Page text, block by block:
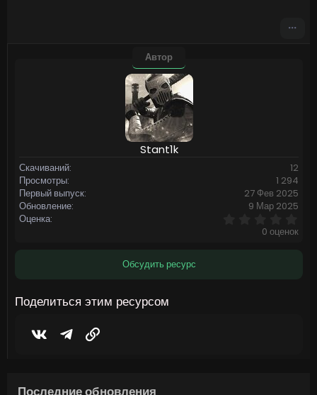
Автор
Stant1k
Скачиваний
12
Просмотры
1 294
Первый выпуск
27 Фев 2025
Обновление
9 Мар 2025
Оценка
,
0 оценок
Обсудить ресурс
Поделиться этим ресурсом
VkontakteTelegram